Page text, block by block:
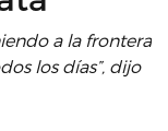
a la frontera
los días”, dijo